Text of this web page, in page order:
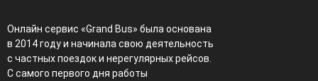
Онлайн сервис «Grand Bus» была основана
в 2014 году и начинала свою деятельность
с частных поездок и нерегулярных рейсов.
С самого первого дня работы